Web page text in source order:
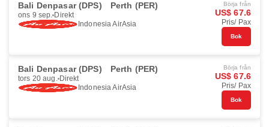
Bali Denpasar (DPS) Perth (PER)
ons 9 sep. Direkt
Indonesia AirAsia
Börja från
US$ 67.6
Pris/ Pax
Bok
Bali Denpasar (DPS) Perth (PER)
tors 20 aug. Direkt
Indonesia AirAsia
Börja från
US$ 67.6
Pris/ Pax
Bok